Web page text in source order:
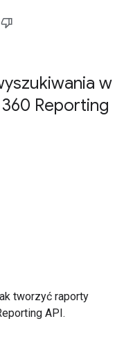
w
Reporting
tworzyć raporty
API.